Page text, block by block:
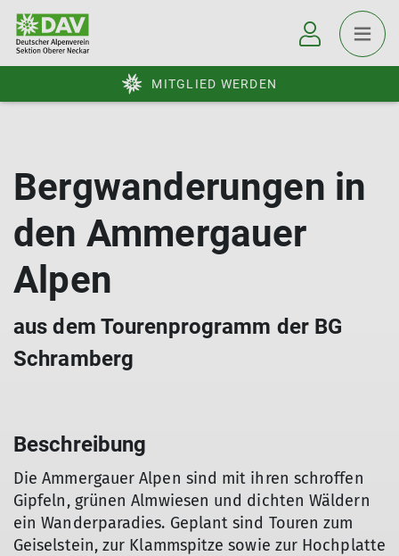
MITGLIED WERDEN
Bergwanderungen in
den Ammergauer
Alpen
aus dem Tourenprogramm der BG
Schramberg
Beschreibung
Die Ammergauer Alpen sind mit ihren schroffen
Gipfeln, grünen Almwiesen und dichten Wäldern
ein Wanderparadies. Geplant sind Touren zum
Geiselstein, zur Klammspitze sowie zur Hochplatte